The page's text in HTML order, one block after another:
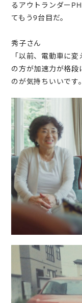
るアウトランダー
てもう9台目だ。
秀子さん
「以前、電動車に
の方が加速力が格段
のが気持ちいいです